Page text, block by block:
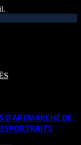
D’ARTMARCHÉ DE
PORTRAITS